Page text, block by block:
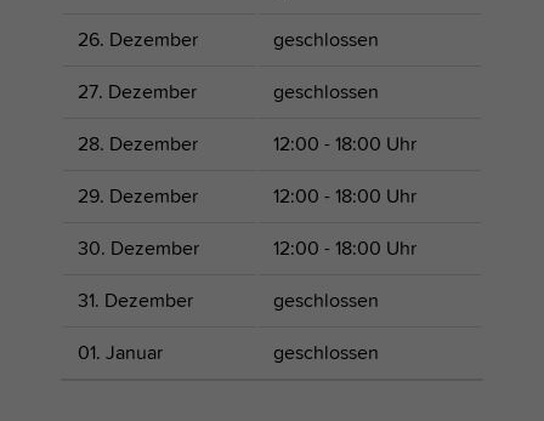
26. Dezember geschlossen
27. Dezember geschlossen
28. Dezember 12:00 - 18:00 Uhr
29. Dezember 12:00 - 18:00 Uhr
30. Dezember 12:00 - 18:00 Uhr
31. Dezember geschlossen
01. Januar geschlossen